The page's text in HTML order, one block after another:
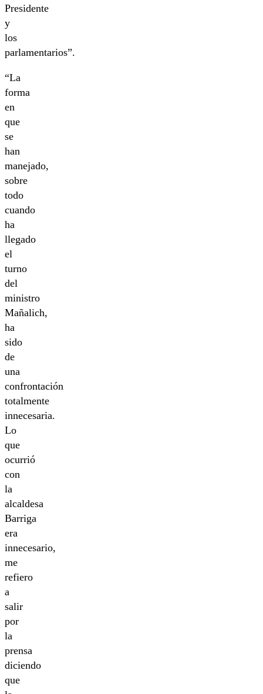
Presidente
y
los
parlamentarios”.
“La
forma
en
que
se
han
manejado,
sobre
todo
cuando
ha
llegado
el
turno
del
ministro
Mañalich,
ha
sido
de
una
confrontación
totalmente
innecesaria.
Lo
que
ocurrió
con
la
alcaldesa
Barriga
era
innecesario,
me
refiero
a
salir
por
la
prensa
diciendo
que